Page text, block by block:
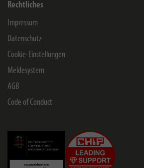
Rechtliches
Impressum
Datenschutz
Cookie-Einstellungen
Meldesystem
AGB
Code of Conduct